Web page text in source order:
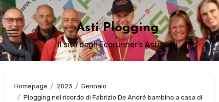
Passa
al
contenuto
Asti Plogging
Il sito degli Ecorunner's Astigiani
Homepage 2023
Gennaio
Plogging nel ricordo di Fabrizio De André bambino a casa di